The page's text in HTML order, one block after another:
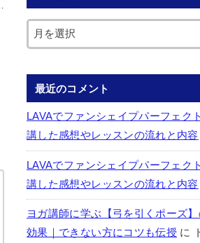
最近のコメント
LAVAでファンシェイプパーフェク
講した感想やレッスンの流れと内容
LAVAでファンシェイプパーフェク
講した感想やレッスンの流れと内容
ヨガ講師に学ぶ【弓を引くポーズ】
効果｜できない方にコツも伝授 に